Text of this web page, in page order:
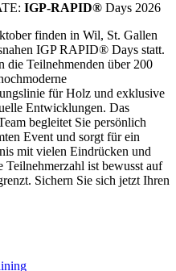
IGP-RAPID® Days 2026
finden in Wil, St. Gallen
IGP RAPID® Days statt.
die Teilnehmenden über 200
für Holz und exklusive
Entwicklungen. Das
begleitet Sie persönlich
Event und sorgt für ein
mit vielen Eindrücken und
Teilnehmerzahl ist bewusst auf
Sichern Sie sich jetzt Ihren